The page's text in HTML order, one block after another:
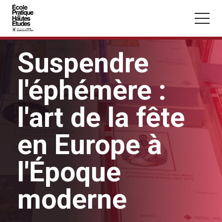
Vous recherchez peut-être :
Master Section
Suspendre
l'éphémère :
l'art de la fête
en Europe à
l'Époque
moderne
Panneau de gestion des cookies